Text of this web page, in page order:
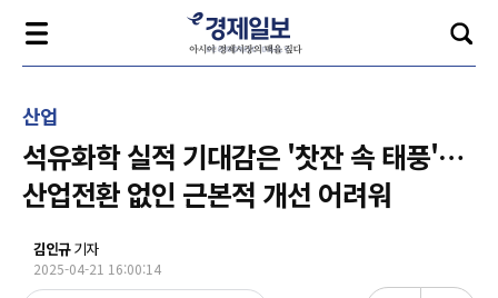
산업
석유화학 실적 기대감은 '찻잔 속 태풍'…
산업전환 없인 근본적 개선 어려워
김인규기자
2025-04-21 16:00:14